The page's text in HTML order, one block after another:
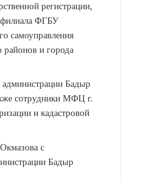
регистрации,
филиала ФГБУ
самоуправления
районов и города
администрации Бадыр
сотрудники МФЦ г.
и кадастровой
с
Бадыр